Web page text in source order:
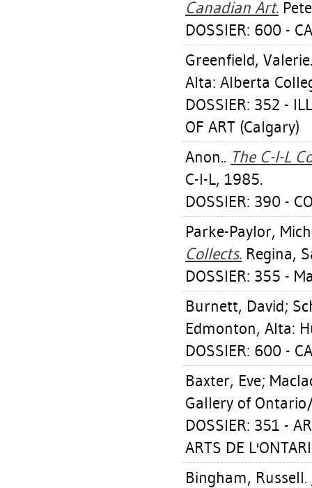
Canadian Art.
DOSSIER: 600 -
Greenfield, Valerie
Alta: Alberta
DOSSIER: 352 -
OF ART (Calgary)
Anon.. The C-I-L
C-I-L, 1985.
DOSSIER: 390 -
Parke-Paylor,
Collects. Regina,
DOSSIER: 355 -
Burnett, David;
Edmonton, Alta:
DOSSIER: 600 -
Baxter, Eve;
Gallery of
DOSSIER: 351 -
ARTS DE
Bingham, Russell.